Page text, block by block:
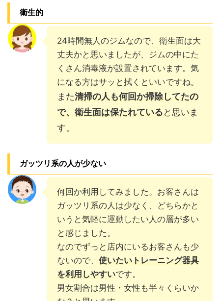
衛生的
24時間無人のジムなので、衛生面は大
丈夫かと思いましたが、ジムの中にた
くさん消毒液が設置されています。気
になる方はサッと拭くといいですね。
また清掃の人も何回か掃除してたの
で、衛生面は保たれていると思いま
す。
ガッツリ系の人が少ない
何回か利用してみました。お客さんは
ガッツリ系の人は少なく、どちらかと
いうと気軽に運動したい人の層が多い
と感じました。
なのでずっと店内にいるお客さんも少
ないので、 使いたいトレーニング器具
を利用しやすいです。
男女割合は男性・女性も半々くらいか